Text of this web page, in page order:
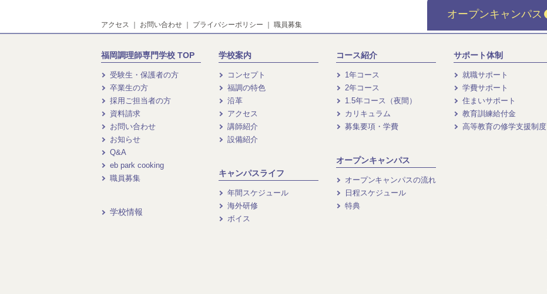
アクセス ｜ お問い合わせ ｜ プライバシーポリシー ｜ 職員募集
オープンキャンパス
福岡調理師専門学校 TOP
受験生・保護者の方
卒業生の方
採用ご担当者の方
資料請求
お問い合わせ
お知らせ
Q&A
eb park cooking
職員募集
学校情報
学校案内
コンセプト
福調の特色
沿革
アクセス
講師紹介
設備紹介
キャンパスライフ
年間スケジュール
海外研修
ボイス
コース紹介
1年コース
2年コース
1.5年コース（夜間）
カリキュラム
募集要項・学費
オープンキャンパス
オープンキャンパスの流れ
日程スケジュール
特典
サポート体制
就職サポート
学費サポート
住まいサポート
教育訓練給付金
高等教育の修学支援制度